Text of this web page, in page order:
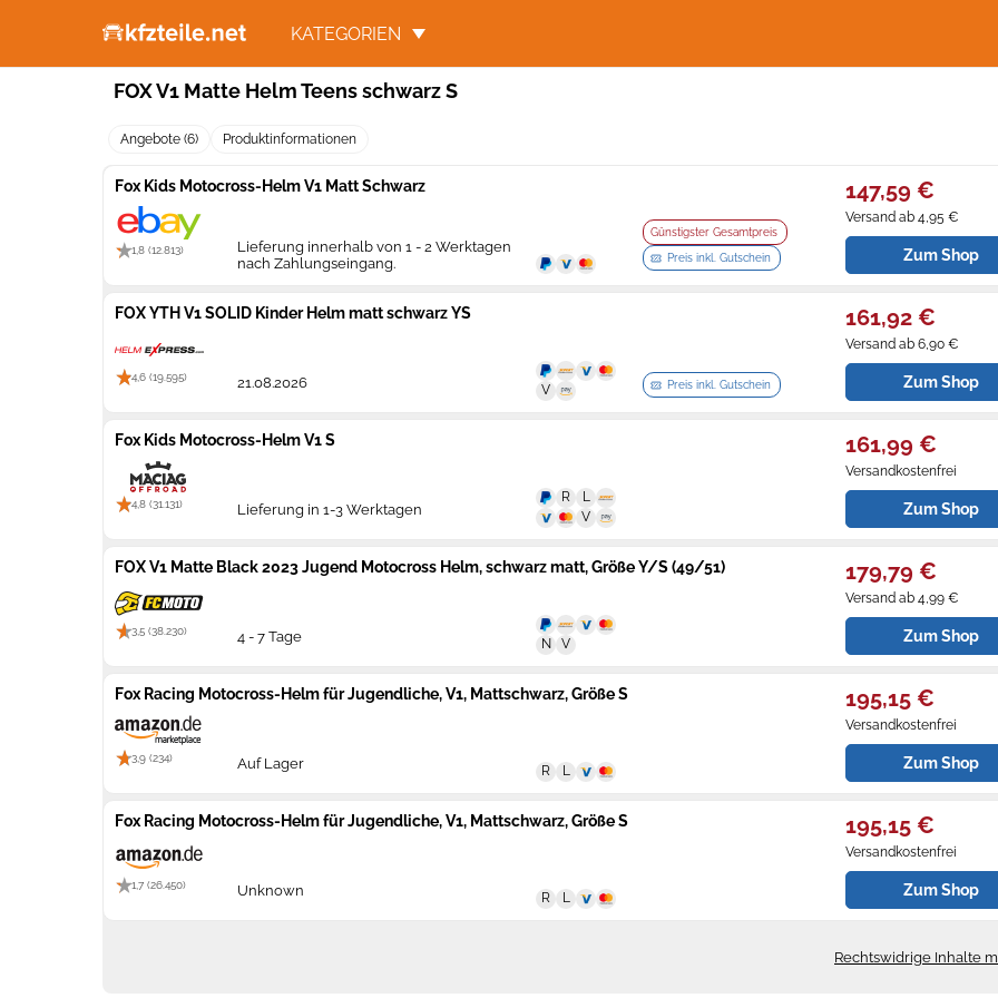
KATEGORIEN
FOX V1 Matte Helm Teens schwarz S
Angebote (6) Produktinformationen
Fox Kids Motocross-Helm V1 Matt Schwarz
1,8 (12.813)
Günstigster Gesamtpreis
Preis inkl. Gutschein
Lieferung innerhalb von 1 - 2 Werktagen
nach Zahlungseingang.
147,59 €
Versand ab 4,95 €
Zum Shop
FOX YTH V1 SOLID Kinder Helm matt schwarz YS
4,6 (19.595)
Preis inkl. Gutschein
21.08.2026
161,92 €
Versand ab 6,90 €
Zum Shop
Fox Kids Motocross-Helm V1 S
4,8 (31.131) Lieferung in 1-3 Werktagen
161,99 €
Versandkostenfrei
Zum Shop
FOX V1 Matte Black 2023 Jugend Motocross Helm, schwarz matt, Größe Y/S (49/51)
3,5 (38.230) 4 - 7 Tage
179,79 €
Versand ab 4,99 €
Zum Shop
Fox Racing Motocross-Helm für Jugendliche, V1, Mattschwarz, Größe S
3,9 (234) Auf Lager
195,15 €
Versandkostenfrei
Zum Shop
Fox Racing Motocross-Helm für Jugendliche, V1, Mattschwarz, Größe S
1,7 (26.450) Unknown
195,15 €
Versandkostenfrei
Zum Shop
Rechtswidrige Inhalte